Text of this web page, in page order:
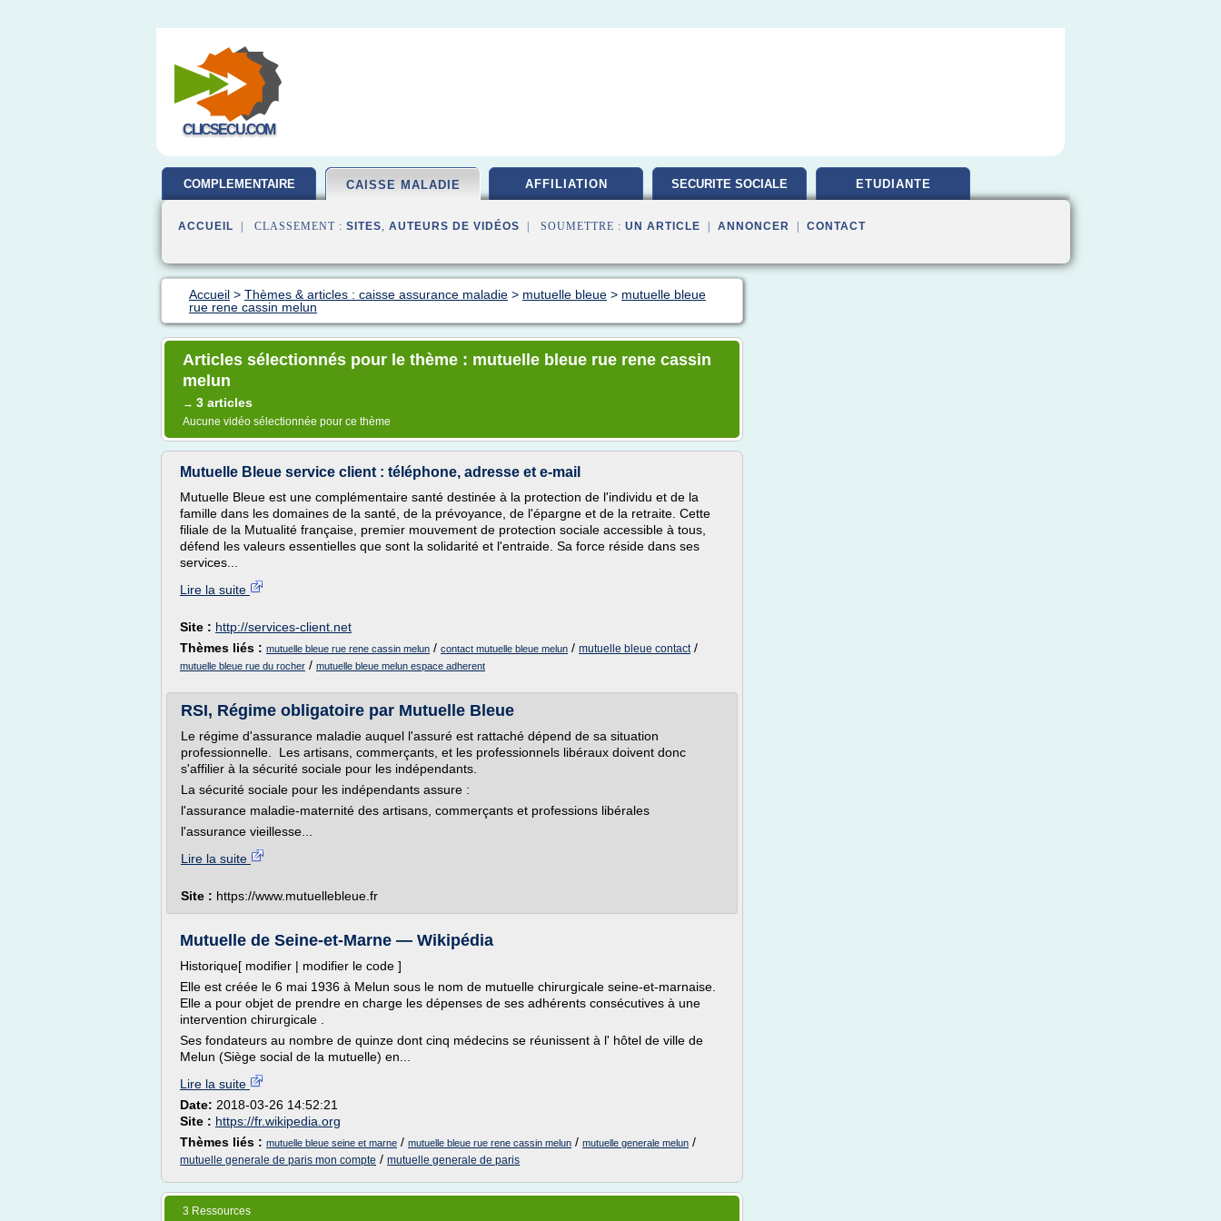
CLICSECU.COM
COMPLEMENTAIRE CAISSE MALADIE AFFILIATION SECURITE SOCIALE ETUDIANTE
ACCUEIL | CLASSEMENT : SITES, AUTEURS DE VIDÉOS | SOUMETTRE : UN ARTICLE ANNONCER CONTACT
Accueil > Thèmes & articles : caisse assurance maladie > mutuelle bleue > mutuelle bleue
rue rene cassin melun
Articles sélectionnés pour le thème : mutuelle bleue rue rene cassin
melun
→ 3 articles
Aucune vidéo sélectionnée pour ce thème
Mutuelle Bleue service client : téléphone, adresse et e-mail
Mutuelle Bleue est une complémentaire santé destinée à la protection de l'individu et de la
famille dans les domaines de la santé, de la prévoyance, de l'épargne et de la retraite. Cette
filiale de la Mutualité française, premier mouvement de protection sociale accessible à tous,
défend les valeurs essentielles que sont la solidarité et l'entraide. Sa force réside dans ses
services...
Lire la suite
Site : http://services-client.net
Thèmes liés : mutuelle bleue rue rene cassin melun / contact mutuelle bleue melun / mutuelle bleue contact/
mutuelle bleue rue du rocher / mutuelle bleue melun espace adherent
RSI, Régime obligatoire par Mutuelle Bleue
Le régime d'assurance maladie auquel l'assuré est rattaché dépend de sa situation
professionnelle. Les artisans, commerçants, et les professionnels libéraux doivent donc
s'affilier à la sécurité sociale pour les indépendants.
La sécurité sociale pour les indépendants assure :
l'assurance maladie-maternité des artisans, commerçants et professions libérales
l'assurance vieillesse...
Lire la suite
Site : https://www.mutuellebleue.fr
Mutuelle de Seine-et-Marne — Wikipédia
Historique[ modifier | modifier le code ]
Elle est créée le 6 mai 1936 à Melun sous le nom de mutuelle chirurgicale seine-et-marnaise.
Elle a pour objet de prendre en charge les dépenses de ses adhérents consécutives à une
intervention chirurgicale .
Ses fondateurs au nombre de quinze dont cinq médecins se réunissent à l' hôtel de ville de
Melun (Siège social de la mutuelle) en...
Lire la suite
Date: 2018-03-26 14:52:21
Site : https://fr.wikipedia.org
Thèmes liés : mutuelle bleue seine et marne / mutuelle bleue rue rene cassin melun / mutuelle generale melun /
mutuelle generale de paris mon compte / mutuelle generale de paris
3 Ressources